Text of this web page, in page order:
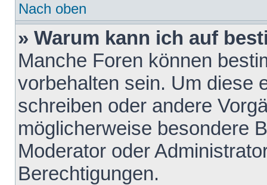
Nach oben
» Warum kann ich auf
Manche Foren können
vorbehalten sein. Um diese
schreiben oder andere
möglicherweise besondere
Moderator oder
Berechtigungen.